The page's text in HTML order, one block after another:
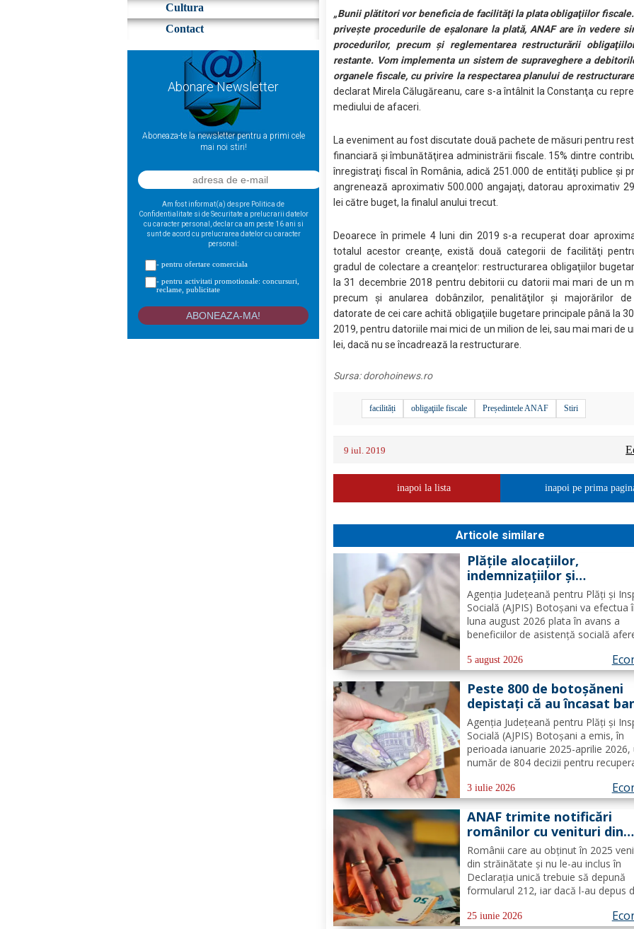
Cultura
Contact
Abonare Newsletter
Aboneaza-te la newsletter pentru a primi cele
mai noi stiri!
Am fost informat(a) despre Politica de
Confidentialitate si de Securitate a prelucrarii datelor
cu caracter personal, declar ca am peste 16 ani si
sunt de acord cu prelucrarea datelor cu caracter
personal:
- pentru ofertare comerciala
- pentru activitati promotionale: concursuri,
reclame, publicitate
„Bunii plătitori vor beneficia de facilităţi la plata obligaţiilor fiscale.
priveşte procedurile de eşalonare la plată, ANAF are în vedere
procedurilor, precum şi reglementarea restructurării
restante. Vom implementa un sistem de supraveghere a
organele fiscale, cu privire la respectarea planului de
declarat Mirela Călugăreanu, care s-a întâlnit la Constanţa cu
mediului de afaceri.
La eveniment au fost discutate două pachete de măsuri pentru
financiară şi îmbunătăţirea administrării fiscale. 15% dintre
înregistraţi fiscal în România, adică 251.000 de entităţi publice şi
angrenează aproximativ 500.000 angajaţi, datorau aproximativ
lei către buget, la finalul anului trecut.
Deoarece în primele 4 luni din 2019 s-a recuperat doar
totalul acestor creanţe, există două categorii de facilităţi
gradul de colectare a creanţelor: restructurarea obligaţiilor
la 31 decembrie 2018 pentru debitorii cu datorii mai mari de un
precum şi anularea dobânzilor, penalităţilor şi majorărilor
datorate de cei care achită obligaţiile bugetare principale până la
2019, pentru datoriile mai mici de un milion de lei, sau mai mari de
lei, dacă nu se încadrează la restructurare.
Sursa:dorohoinews.ro
facilități obligaţiile fiscale Președintele ANAF Stiri
9 iul. 2019
inapoi la lista inapoi pe prima
Articole similare
Plățile alocațiilor,
indemnizațiilor și
stimulentelor, efectuate
devreme în luna august
Agenția Județeană pentru Plăți și
Socială (AJPIS) Botoșani va efectua
luna august 2026 plata în avans a
beneficiilor de asistență socială
întrucât data de 8 august 2026,
în calendarul de plată, este zi
nelucrătoare....
5 august 2026
Peste 800 de botoșăneni
depistați că au încasat
ilegal de la stat
Agenția Județeană pentru Plăți și
Socială (AJPIS) Botoșani a emis, în
perioada ianuarie 2025-aprilie 2026,
număr de 804 decizii pentru
beneficiarii venitului minim de
în cuantum total de 1.396.156 lei. În
intersectării...
3 iulie 2026
ANAF trimite notificări
românilor cu venituri din
străinătate. Cine trebuie
depună urgent Declarația
Unică 212
Românii care au obţinut în 2025
din străinătate şi nu le-au inclus în
Declaraţia unică trebuie să depună
formularul 212, iar dacă l-au depus
SPV – Spaţiul Privat Virtual.
25 iunie 2026